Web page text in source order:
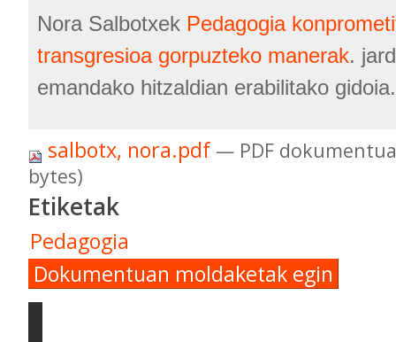
Nora Salbotxek Pedagogia
transgresioa gorpuzteko manerak.
emandako hitzaldian erabilitako gidoia.
salbotx, nora.pdf — PDF
bytes)
Etiketak
Pedagogia
Dokumentuan moldaketak egin